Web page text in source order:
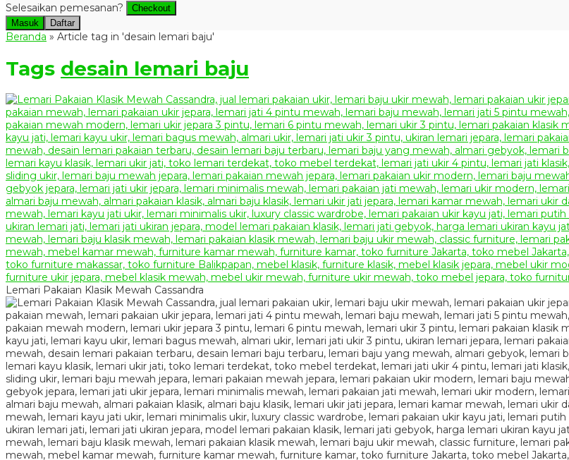
Selesaikan pemesanan?
Checkout
Masuk
Daftar
Beranda » Article tag in 'desain lemari baju'
Tags desain lemari baju
Lemari Pakaian Klasik Mewah Cassandra